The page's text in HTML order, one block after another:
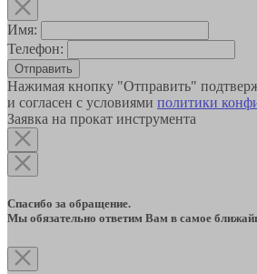
Имя:
Телефон:
Отправить
Нажимая кнопку "Отправить"
и согласен с условиями политики
Заявка на прокат инструмента
Спасибо за обращение.
Мы обязательно ответим Вам в самое